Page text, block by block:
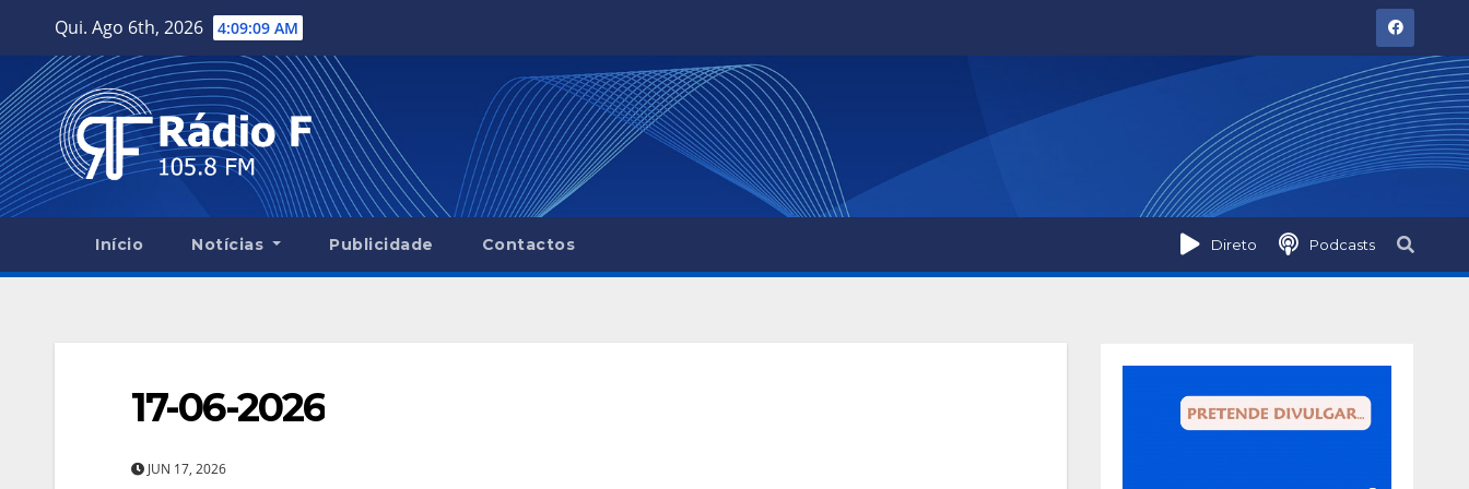
content
Qui. Ago 6th, 2026 4:09:10 AM
Direto Podcasts
Início Notícias Publicidade Contactos
17-06-2026
JUN 17, 2026